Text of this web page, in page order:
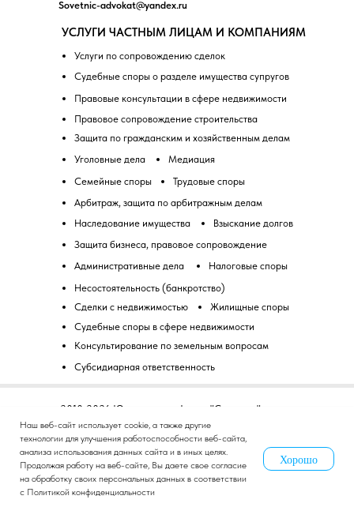
2010-2026 Юридическая фирма "Советник".
Все права защищены.
Политика конфиденциальности
УСЛУГИ ЧАСТНЫМ ЛИЦАМ И КОМПАНИЯМ
Sovetnic-advokat@yandex.ru
Оплата онлайн услуг:
Услуги по сопровождению сделок
Судебные споры о разделе имущества супругов
Правовые консультации в сфере недвижимости
Правовое сопровождение строительства
Субсидиарная ответственность
Консультирование по земельным вопросам
Судебные споры в сфере недвижимости
Сделки с недвижимостью
Налоговые споры
Несостоятельность (банкротство)
Административные дела
Взыскание долгов
Защита бизнеса, правовое сопровождение
Наследование имущества
Арбитраж, защита по арбитражным делам
Трудовые споры
Семейные споры
Жилищные споры
Медиация
Защита по гражданским и хозяйственным делам
Уголовные дела
Наш веб-сайт использует cookie, а также другие
технологии для улучшения работоспособности веб-сайта,
анализа использования данных сайта и в иных целях.
Продолжая работу на веб-сайте, Вы даете свое согласие
на обработку своих персональных данных в соответствии
с Политикой конфиденциальности
Хорошо